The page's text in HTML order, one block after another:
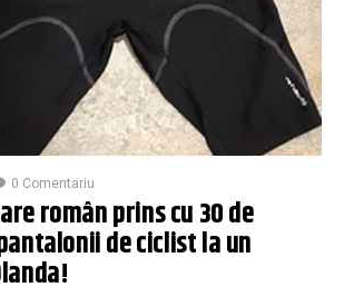
0 Comentariu
român prins cu 30 de
de ciclist la un